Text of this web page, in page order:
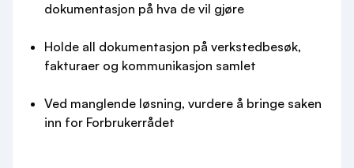
dokumentasjon på hva de vil gjøre
Holde all dokumentasjon på verkstedbesøk,
fakturaer og kommunikasjon samlet
Ved manglende løsning, vurdere å bringe saken
inn for Forbrukerrådet